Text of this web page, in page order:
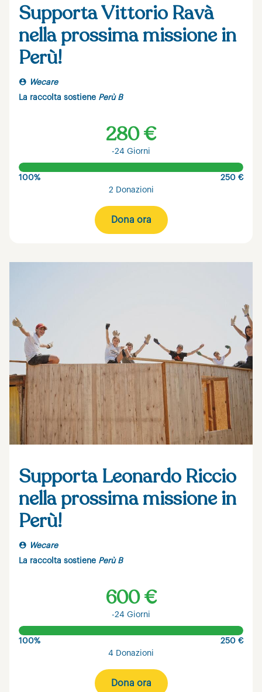
Supporta Vittorio Ravà
nella prossima missione in
Perù!
Wecare
La raccolta sostiene Perù B
280 €
-24 Giorni
100%
250 €
2 Donazioni
Dona ora
Supporta Leonardo Riccio
nella prossima missione in
Perù!
Wecare
La raccolta sostiene Perù B
600 €
-24 Giorni
100%
250 €
4 Donazioni
Dona ora